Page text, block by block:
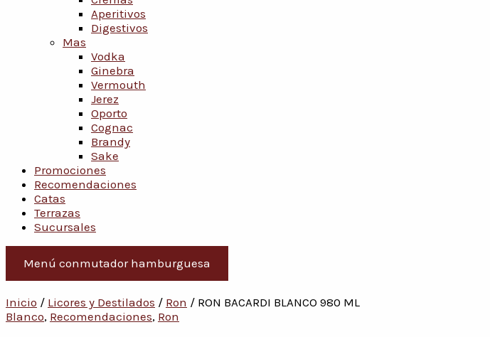
Aperitivos
Digestivos
Mas
Vodka
Ginebra
Vermouth
Jerez
Oporto
Cognac
Brandy
Sake
Promociones
Recomendaciones
Catas
Terrazas
Sucursales
Menú conmutador hamburguesa
Inicio / Licores y Destilados / Ron / RON BACARDI BLANCO 980 ML
Blanco, Recomendaciones, Ron